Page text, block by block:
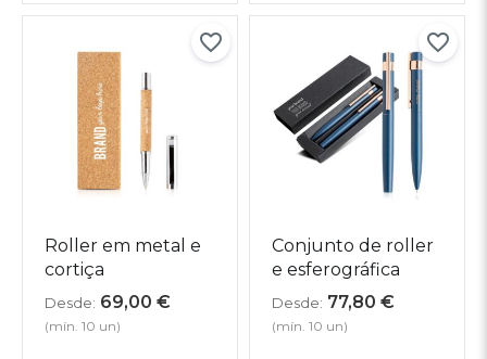
Roller em metal e
cortiça
Desde: 69,00 €
(mín. 10 un)
Conjunto de roller
e esferográfica
Desde: 77,80 €
(mín. 10 un)